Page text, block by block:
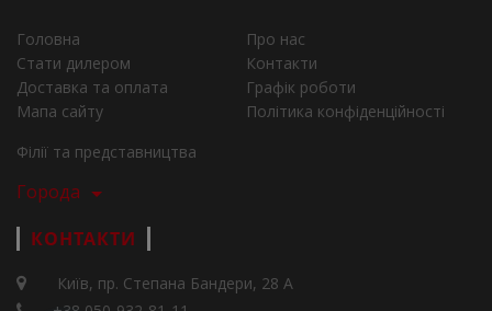
Головна
Про нас
Стати дилером
Контакти
Доставка та оплата
Графік роботи
Мапа сайту
Політика конфіденційності
Філії та представництва
Города
КОНТАКТИ
Київ, пр. Степана Бандери, 28 А